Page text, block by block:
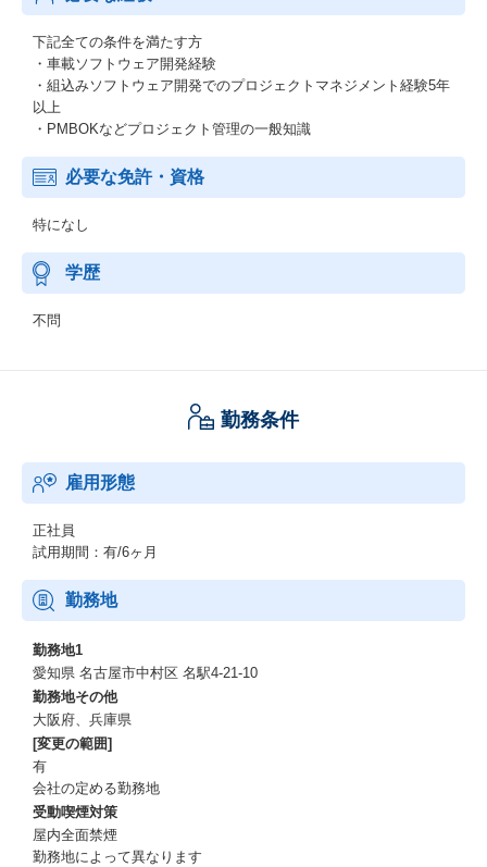
下記全ての条件を満たす方
・車載ソフトウェア開発経験
・組込みソフトウェア開発でのプロジェクトマネジメント経験5年
以上
・PMBOKなどプロジェクト管理の一般知識
必要な免許・資格
特になし
学歴
不問
勤務条件
雇用形態
正社員
試用期間：有/6ヶ月
勤務地
勤務地1
愛知県 名古屋市中村区 名駅4-21-10
勤務地その他
大阪府、兵庫県
[変更の範囲]
有
会社の定める勤務地
受動喫煙対策
屋内全面禁煙
勤務地によって異なります